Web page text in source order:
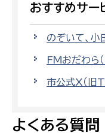
おすすめサー
のぞいて、
FMおだわ
市公式X（旧
よくある質問